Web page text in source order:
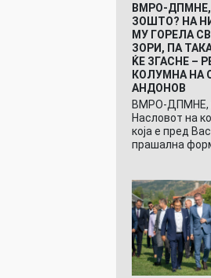
ВМРО-ДПМНЕ,
ЗОШТО? НА
МУ ГОРЕЛА
ЗОРИ, ПА
ЌЕ ЗГАСНЕ –
КОЛУМНА НА
АНДОНОВ
ВМРО-ДПМНЕ,
Насловот на
која е пред
прашална